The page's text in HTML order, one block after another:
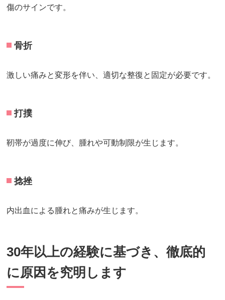
傷のサインです。
骨折
激しい痛みと変形を伴い、適切な整復と固定が必要です。
打撲
靭帯が過度に伸び、腫れや可動制限が生じます。
捻挫
内出血による腫れと痛みが生じます。
30年以上の経験に基づき、徹底的
に原因を究明します